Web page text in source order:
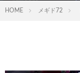
HOME メギド72